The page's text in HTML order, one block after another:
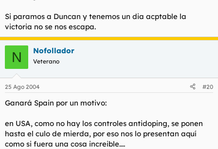
Si paramos a Duncan y tenemos un dia acptable la
victoria no se nos escapa.
N Nofollador
Veterano
25 Ago 2004 #20
Ganará Spain por un motivo:
en USA, como no hay los controles antidoping, se ponen
hasta el culo de mierda, por eso nos lo presentan aquí
como si fuera una cosa increible....